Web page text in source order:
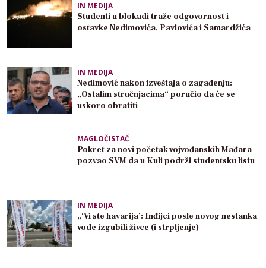
IN MEDIJA
Studenti u blokadi traže odgovornost i
ostavke Nedimovića, Pavlovića i Samardžića
IN MEDIJA
Nedimović nakon izveštaja o zagađenju:
„Ostalim stručnjacima“ poručio da će se
uskoro obratiti
MAGLOČISTAČ
Pokret za novi početak vojvođanskih Mađara
pozvao SVM da u Kuli podrži studentsku listu
IN MEDIJA
„‘Vi ste havarija’: Inđijci posle novog nestanka
vode izgubili živce (i strpljenje)